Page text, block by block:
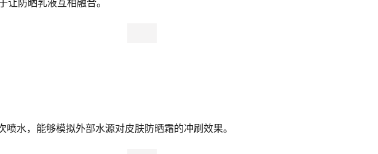
让防晒乳液互相融合。
水，能够模拟外部水源对皮肤防晒霜的冲刷效果。